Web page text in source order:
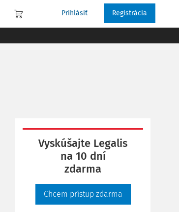
Prihlásiť Registrácia
Vyskúšajte Legalis
na 10 dní
zdarma
Chcem prístup zdarma